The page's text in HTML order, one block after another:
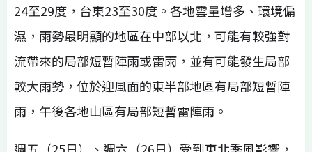
24至29度，台東23至30度。各地雲量增多、環境偏
濕，雨勢最明顯的地區在中部以北，可能有較強對
流帶來的局部短暫陣雨或雷雨，並有可能發生局部
較大雨勢，位於迎風面的東半部地區有局部短暫陣
雨，午後各地山區有局部短暫雷陣雨。
週五（25日）、週六（26日）受到東北季風影響，